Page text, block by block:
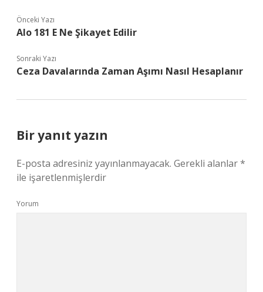
Önceki Yazı
Alo 181 E Ne Şikayet Edilir
Sonraki Yazı
Ceza Davalarında Zaman Aşımı Nasıl Hesaplanır
Bir yanıt yazın
E-posta adresiniz yayınlanmayacak. Gerekli alanlar*
ile işaretlenmişlerdir
Yorum